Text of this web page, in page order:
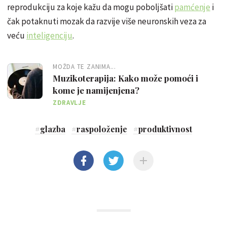
reprodukciju za koje kažu da mogu poboljšatipamćenje i
čak potaknuti mozak da razvije više neuronskih veza za
veću inteligenciju.
MOŽDA TE ZANIMA...
Muzikoterapija: Kako može pomoći i
kome je namijenjena?
ZDRAVLJE
#glazba #raspoloženje #produktivnost